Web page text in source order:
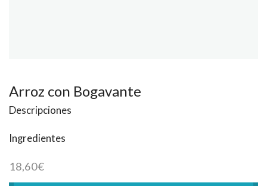
Arroz con Bogavante
Descripciones
Ingredientes
18,60€